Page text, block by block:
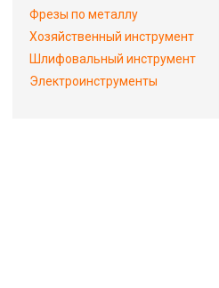
Фрезы по металлу
Хозяйственный инструмент
Шлифовальный инструмент
Электроинструменты